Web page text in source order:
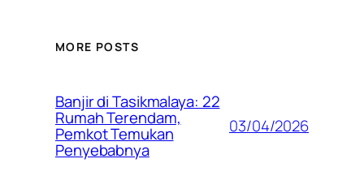
MORE POSTS
Banjir di Tasikmalaya: 22
Rumah Terendam,
Pemkot Temukan
Penyebabnya
03/04/2026